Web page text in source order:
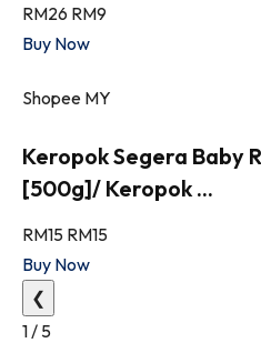
RM26 RM9
Buy Now
Shopee MY
Keropok Segera Baby
[500g]/ Keropok ...
RM15 RM15
Buy Now
❮
1 / 5